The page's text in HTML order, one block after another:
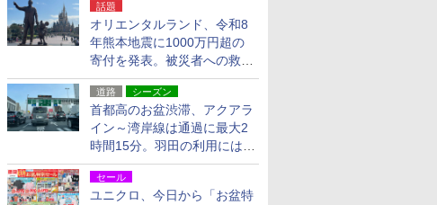
話題
オリエンタルランド、令和8
年熊本地震に1000万円超の
寄付を発表。被災者への救援
活動・復旧支援
道路 シーズン
首都高のお盆渋滞、アクアラ
イン～湾岸線は通過に最大2
時間15分。羽田の利用には
「空港西出口」の利用検討を
セール
ユニクロ、今日から「お盆特